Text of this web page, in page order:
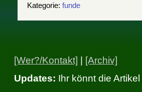
Kategorie: funde
[Wer?/Kontakt]
[Archiv]
Updates: Ihr könnt die